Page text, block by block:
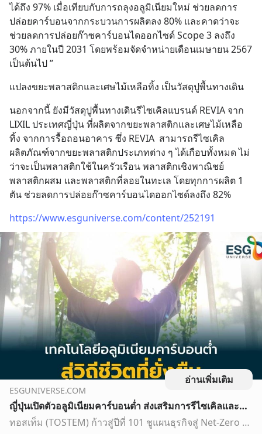
ได้ถึง 97% เมื่อเทียบกับการถลุงอลูมิเนียมใหม่ ช่วยลดการ
ปล่อยคาร์บอนจากกระบวนการผลิตลง 80% และคาดว่าจะ
ช่วยลดการปล่อยก๊าซคาร์บอนไดออกไซด์ Scope 3 ลงถึง
30% ภายในปี 2031 โดยพร้อมจัดจำหน่ายเดือนเมษายน 2567
เป็นต้นไป ”
แปลงขยะพลาสติกและเศษไม้เหลือทิ้ง เป็นวัสดุปูพื้นทางเดิน
นอกจากนี้ ยังมีวัสดุปูพื้นทางเดินรีไซเคิลแบรนด์ REVIA จาก
LIXIL ประเทศญี่ปุ่น ที่ผลิตจากขยะพลาสติกและเศษไม้เหลือ
ทิ้ง จากการรื้อถอนอาคาร ซึ่ง REVIA  สามารถรีไซเคิล
ผลิตภัณฑ์จากขยะพลาสติกประเภทต่าง ๆ ได้เกือบทั้งหมด ไม่
ว่าจะเป็นพลาสติกใช้ในครัวเรือน พลาสติกเชิงพาณิชย์
พลาสติกผสม และพลาสติกที่ลอยในทะเล โดยทุกการผลิต 1
ตัน ช่วยลดการปล่อยก๊าซคาร์บอนไดออกไซด์ลงถึง 82%
https://www.esguniverse.com/content/252191
อ่านเพิ่มเติม
ESGUNIVERSE.COM
ญี่ปุ่นเปิดตัวอลูมิเนียมคาร์บอนต่ำ ส่งเสริมการรีไซเคิลและสิ่งแวดล้อม
ทอสเท็ม (TOSTEM) ก้าวสู่ปีที่ 101 ชูแผนธุรกิจสู่ Net-Zero 2050 โชว์นวัตกรรมอลูมิเนียมคาร์บอนต่ำ “PremiAL R100” ผลิตมาจากอะลูมิเนียมรีไซเคิล 100% ยกระดับการสร้างที่อยู่อาศัย เป็นมิตรต่อสิ่งแวดล้อม เสริมสร้างวิถีชีวิตยั่งยืน